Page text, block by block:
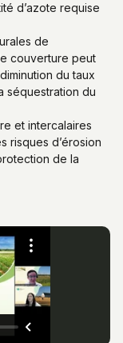
d’azote requise
de
couverture peut
du taux
séquestration du
et intercalaires
risques d’érosion
de la